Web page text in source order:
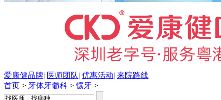
爱康健品牌| 医师团队| 优惠活动| 来院路线
首页 > 牙体牙髓科 > 镶牙 >